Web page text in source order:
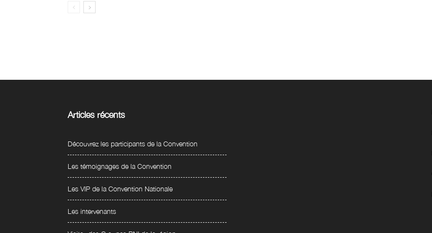
Articles récents
Découvrez les participants de la Convention
Les témoignages de la Convention
Les VIP de la Convention Nationale
Les intervenants